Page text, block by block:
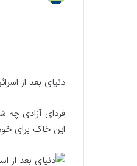
دنیای بعد از
فردای آزادی چه
این خاک برای